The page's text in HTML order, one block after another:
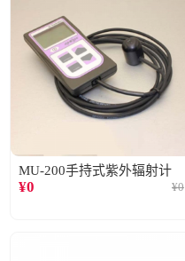
MU-200手持式紫外辐射计
¥0 ¥0